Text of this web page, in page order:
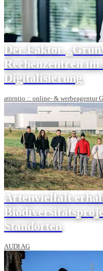
Der Faktor
Rechenzentren im
Digitalisierung
attentio :: online- & werbeagentur
Artenvielfalt
Standorten
AUDI AG